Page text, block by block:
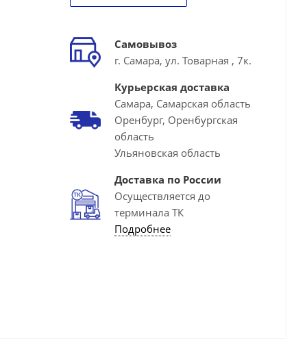
Самовывоз
г. Самара, ул. Товарная , 7к.
Курьерская доставка
Самара, Самарская область
Оренбург, Оренбургская
область
Ульяновская область
Доставка по России
Осуществляется до
терминала ТК
Подробнее